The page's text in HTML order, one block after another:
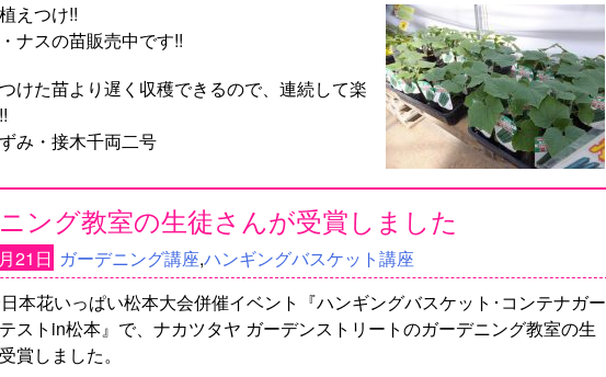
えつけ!!
ナスの苗販売中です!!
けた苗より遅く収穫できるので、連続して楽
み・接木千両二号
ング教室の生徒さんが受賞しました
21日 ガーデニング講座,ハンギングバスケット講座
本花いっぱい松本大会併催イベント『ハンギングバスケット･コンテナガー
ストin松本』で、ナカツタヤ ガーデンストリートのガーデニング教室の生
賞しました。